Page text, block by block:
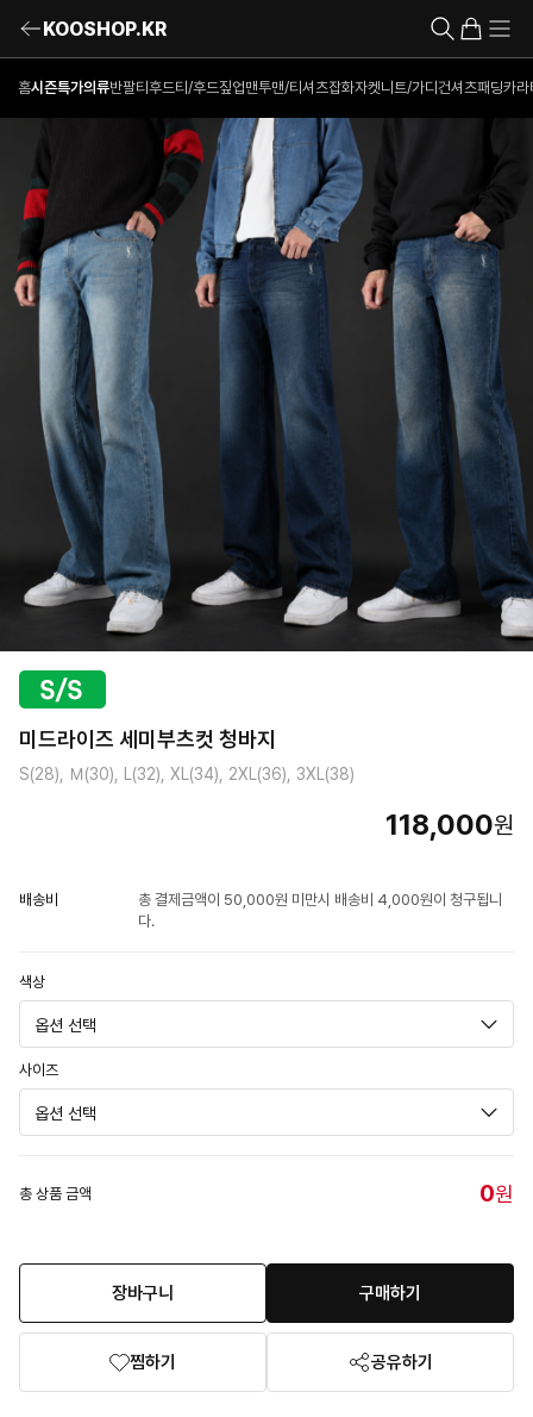
KOOSHOP.KR
홈시즌특가의류반팔티 후드티/후드짚업맨투맨/티셔츠잡화자켓니트/가디건셔츠패딩카라
미드라이즈 세미부츠컷 청바지
S(28), Ｍ(30), L(32), XL(34), 2XL(36), 3XL(38)
118,000원
배송비
총 결제금액이 50,000원 미만시 배송비 4,000원이 청구됩니
다.
색상
사이즈
총 상품 금액 0원
장바구니 구매하기
찜하기 공유하기